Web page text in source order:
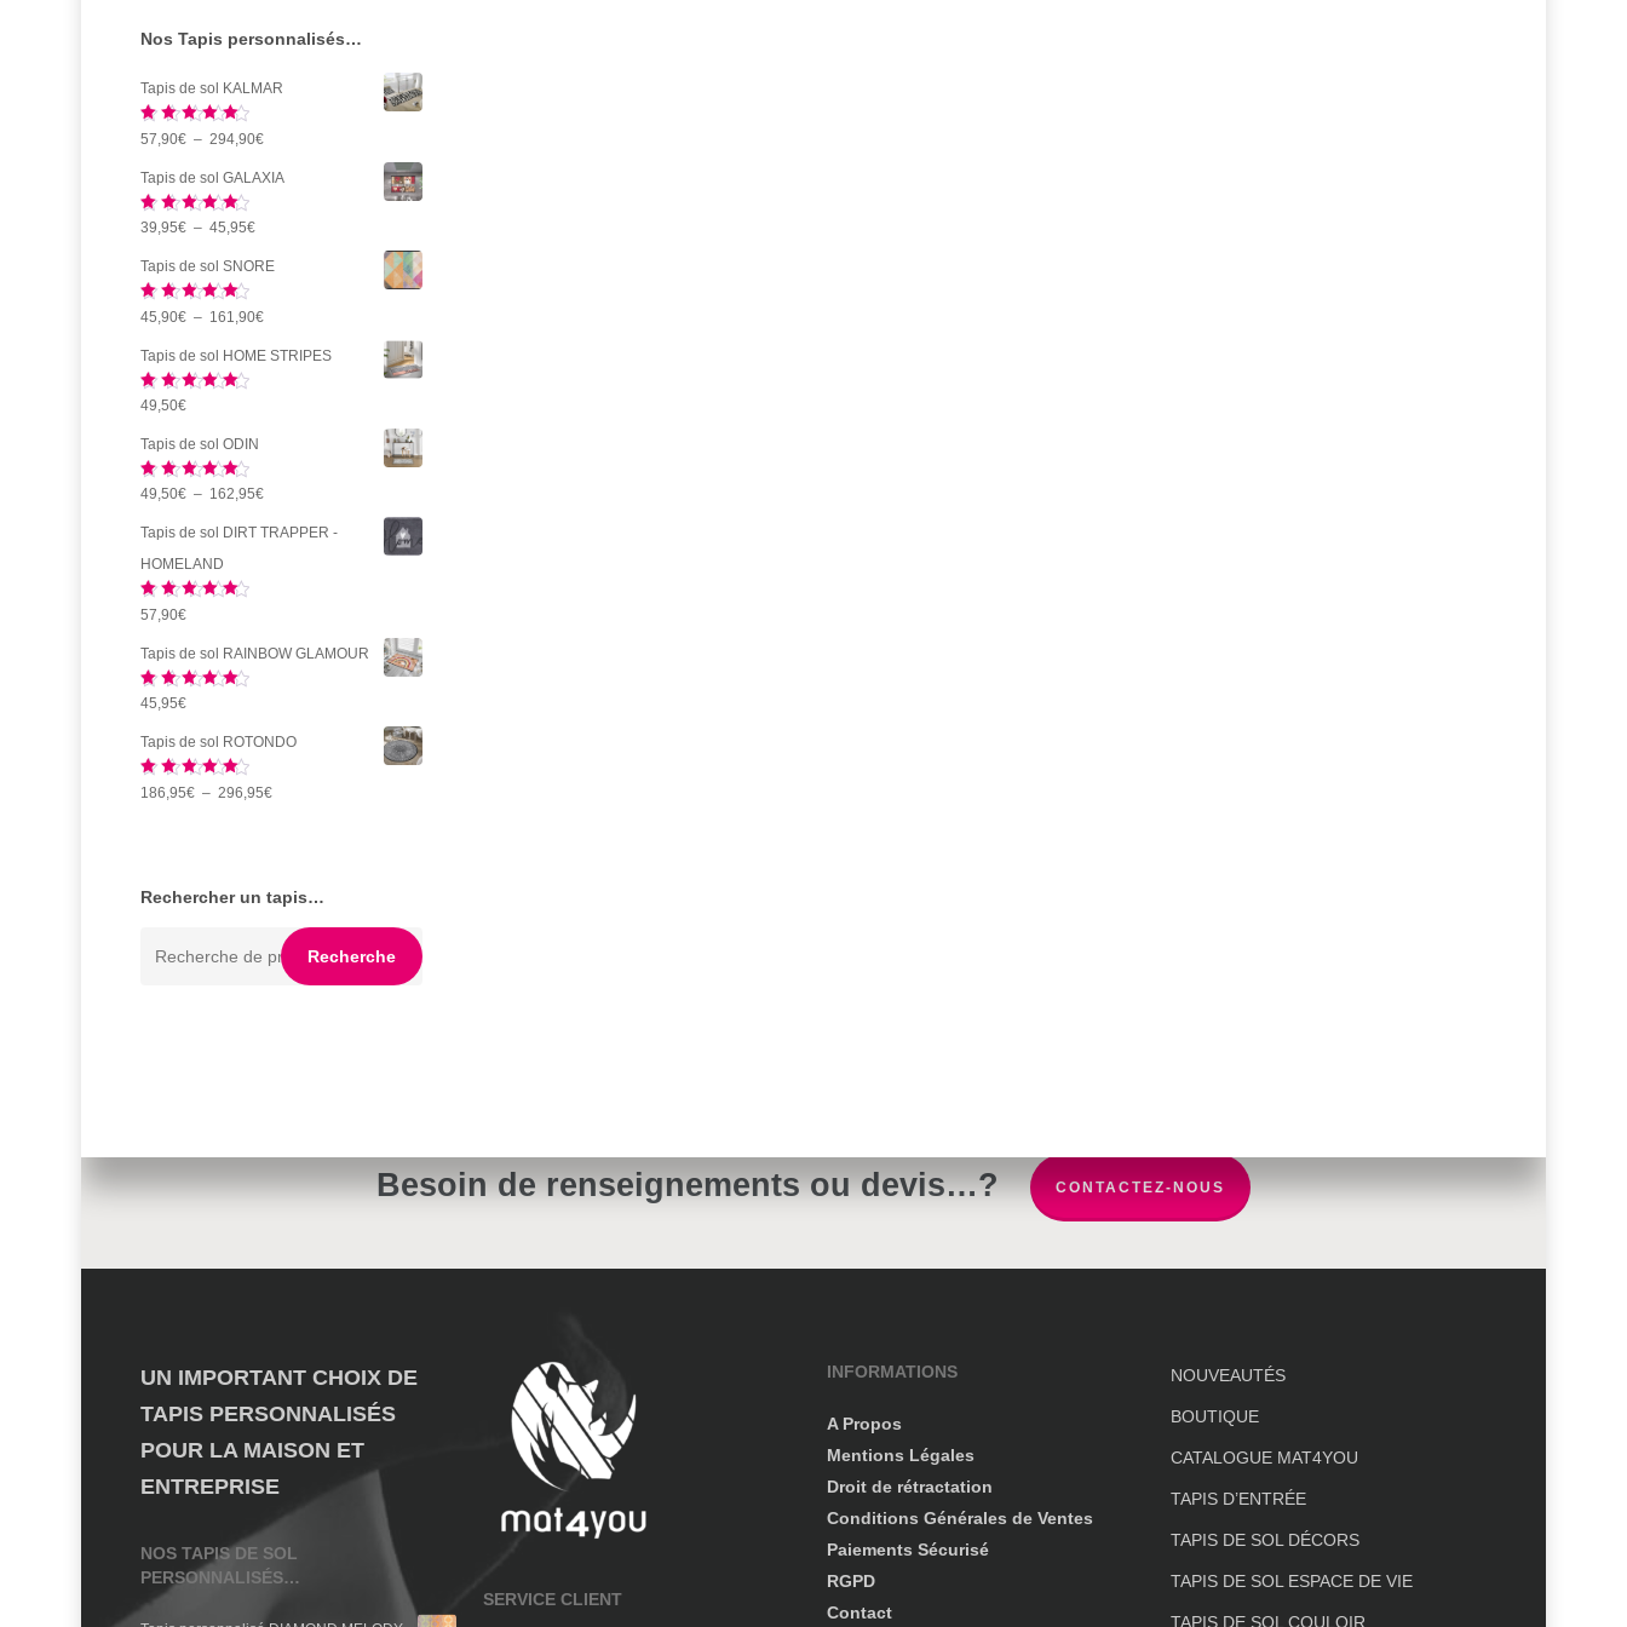
Nos Tapis personnalisés…
Tapis de sol KALMAR
Note 5.00
sur 5
57,90€ – 294,90€Plage
de
à
Tapis de sol GALAXIA
Note 5.00
sur 5
39,95€ – 45,95€Plage
de
39,95€
à
Tapis de sol SNORE
Note 5.00
sur 5
45,90€ – 161,90€Plage
de
Tapis de sol HOME STRIPES
Note
sur 5
49,50€
Tapis de sol ODIN
Note 5.00
sur 5
49,50€ – 162,95€Plage
de
162,95€
Tapis de sol DIRT TRAPPER -
HOMELAND
Note
sur 5
57,90€
Tapis de sol RAINBOW GLAMOUR
Note
sur 5
45,95€
Tapis de sol ROTONDO
Note 5.00
sur 5
186,95€ – 296,95€Plage
296,95€
Rechercher un tapis…
Recherche
Besoin de renseignements ou devis…? CONTACTEZ-NOUS
UN IMPORTANT CHOIX DE
TAPIS PERSONNALISÉS
POUR LA MAISON ET
ENTREPRISE
NOS TAPIS DE SOL
PERSONNALISÉS…
SERVICE CLIENT
INFORMATIONS
A Propos
Mentions Légales
Droit de rétractation
Conditions Générales de Ventes
Paiements Sécurisé
RGPD
Contact
NOUVEAUTÉS
BOUTIQUE
CATALOGUE MAT4YOU
TAPIS D’ENTRÉE
TAPIS DE SOL DÉCORS
TAPIS DE SOL ESPACE DE VIE
TAPIS DE SOL COULOIR